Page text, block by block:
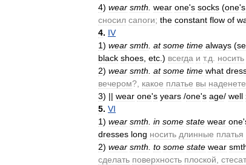
4) wear smth wear one's socks (one's
сносил сапоги; the constant flow of
4. IV
1) wear smth at some time always (
black shoes etc .) всегда и т.д носить
2) wear smth at some time what
вечером?, какое платье вы наденете
3) || wear one's years /one's age/ well
5. VI
1) wear smth in some state wear one'
dresses long носить длинные платья
2) wear smth to some state wear
сделать поверхность плоской